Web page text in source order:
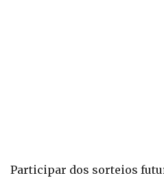
Participar dos sorteios